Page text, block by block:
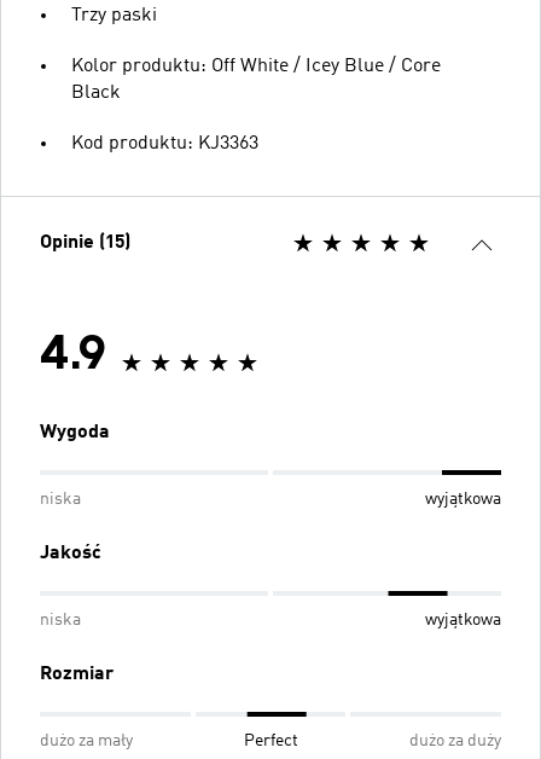
Trzy paski
Kolor produktu: Off White / Icey Blue / Core
Black
Kod produktu: KJ3363
Opinie (15)
4.9
Wygoda
niska wyjątkowa
Jakość
niska wyjątkowa
Rozmiar
dużo za mały Perfect dużo za duży